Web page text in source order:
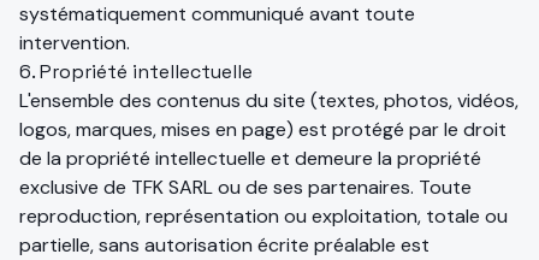
systématiquement communiqué avant toute
intervention.
6. Propriété intellectuelle
L'ensemble des contenus du site (textes, photos, vidéos,
logos, marques, mises en page) est protégé par le droit
de la propriété intellectuelle et demeure la propriété
exclusive de TFK SARL ou de ses partenaires. Toute
reproduction, représentation ou exploitation, totale ou
partielle, sans autorisation écrite préalable est